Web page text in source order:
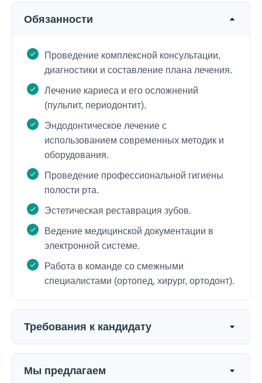
Обязанности
Проведение комплексной консультации,
диагностики и составление плана лечения.
Лечение кариеса и его осложнений
(пульпит, периодонтит).
Эндодонтическое лечение с
использованием современных методик и
оборудования.
Проведение профессиональной гигиены
полости рта.
Эстетическая реставрация зубов.
Ведение медицинской документации в
электронной системе.
Работа в команде со смежными
специалистами (ортопед, хирург, ортодонт).
Требования к кандидату
Высшее медицинское образование по
Мы предлагаем